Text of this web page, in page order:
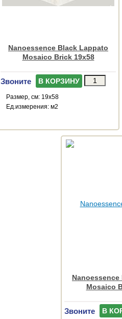
Nanoessence Black Lappato
Mosaico Brick 19x58
Звоните В КОРЗИНУ
Размер, см: 19x58
Ед.измерения: м2
Mosaico
Звоните В